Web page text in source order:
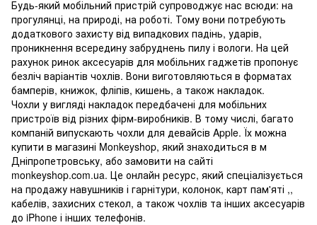
Будь-який мобільний пристрій супроводжує нас всюди: на
прогулянці, на природі, на роботі. Тому вони потребують
додаткового захисту від випадкових падінь, ударів,
проникнення всередину забруднень пилу і вологи. На цей
рахунок ринок аксесуарів для мобільних гаджетів пропонує
безліч варіантів чохлів. Вони виготовляються в форматах
бамперів, книжок, фліпів, кишень, а також накладок.
Чохли у вигляді накладок передбачені для мобільних
пристроїв від різних фірм-виробників. В тому числі, багато
компаній випускають чохли для девайсів Apple. Їх можна
купити в магазині Monkeyshop, який знаходиться в м
Дніпропетровську, або замовити на сайті
monkeyshop.com.ua. Це онлайн ресурс, який спеціалізується
на продажу навушників і гарнітури, колонок, карт пам'яті ,,
кабелів, захисних стекол, а також чохлів та інших аксесуарів
до iPhone і інших телефонів.